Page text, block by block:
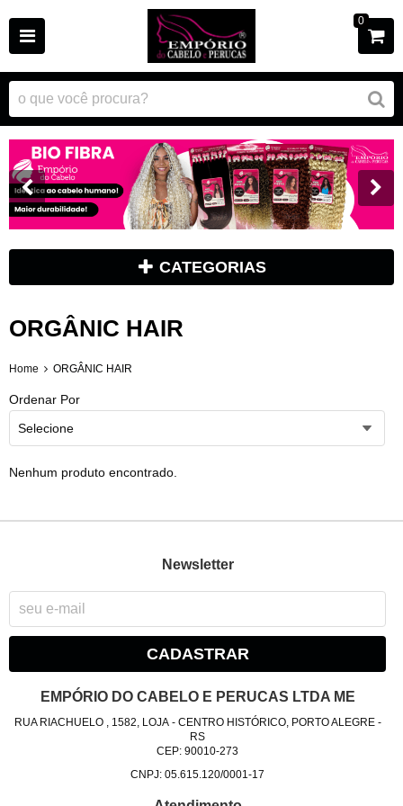
0
CATEGORIAS
ORGÂNIC HAIR
Home ORGÂNIC HAIR
Ordenar Por
Selecione
Nenhum produto encontrado.
Newsletter
CADASTRAR
EMPÓRIO DO CABELO E PERUCAS LTDA ME
RUA RIACHUELO , 1582, LOJA- CENTRO HISTÓRICO, PORTO ALEGRE-
RS
CEP: 90010-273
CNPJ: 05.615.120/0001-17